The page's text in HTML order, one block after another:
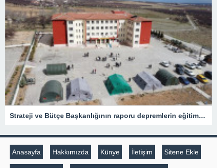
Strateji ve Bütçe Başkanlığının raporu depremlerin eğitime etkisini ortaya koydu
Anasayfa Hakkımızda Künye İletişim Sitene Ekle